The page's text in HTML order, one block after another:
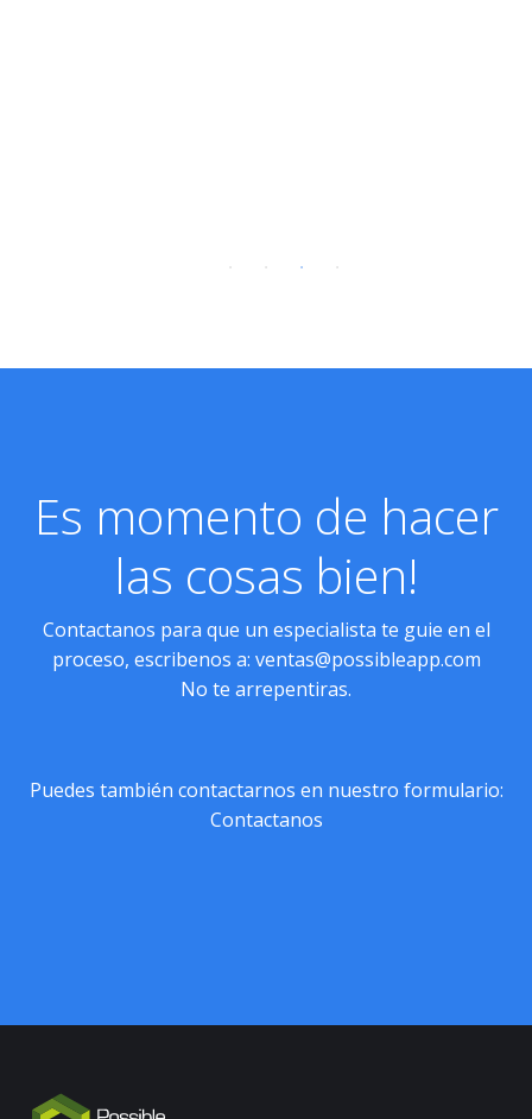
Es momento de hacer
las cosas bien!
Contactanos para que un especialista te guie en el
proceso, escribenos a: ventas@possibleapp.com
No te arrepentiras.
Puedes también contactarnos en nuestro formulario:
Contactanos